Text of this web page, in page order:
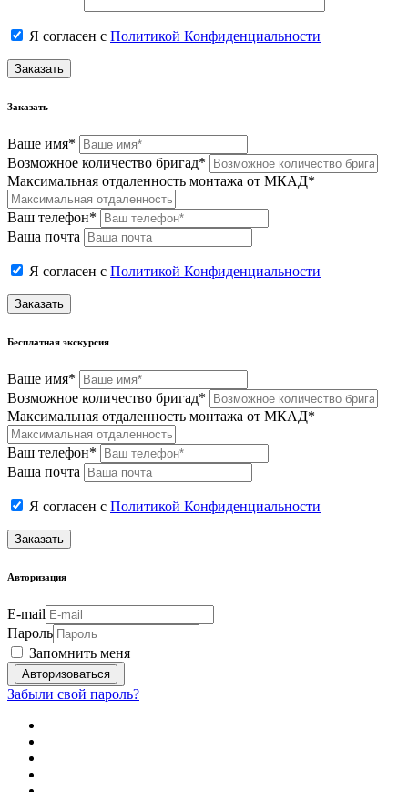
Я согласен с Политикой Конфиденциальности
Заказать
Заказать
Ваше имя*
Возможное количество бригад*
Максимальная отдаленность монтажа от МКАД*
Ваш телефон*
Ваша почта
Я согласен с Политикой Конфиденциальности
Заказать
Бесплатная экскурсия
Ваше имя*
Возможное количество бригад*
Максимальная отдаленность монтажа от МКАД*
Ваш телефон*
Ваша почта
Я согласен с Политикой Конфиденциальности
Заказать
Авторизация
E-mail
Пароль
Запомнить меня
Забыли свой пароль?